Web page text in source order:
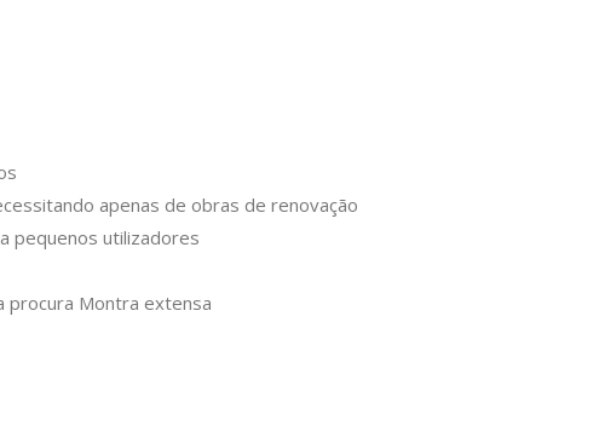
apenas de obras de renovação
pequenos utilizadores
procura Montra extensa